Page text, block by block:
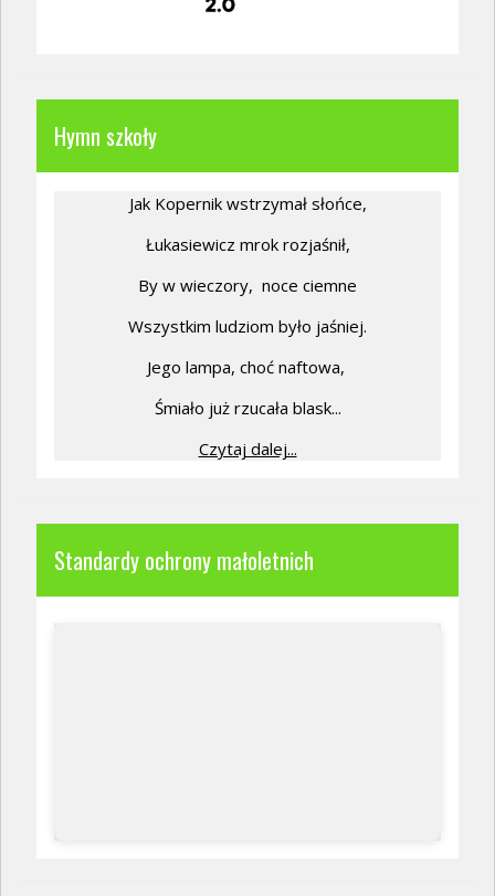
Hymn szkoły
Jak Kopernik wstrzymał słońce,
Łukasiewicz mrok rozjaśnił,
By w wieczory, noce ciemne
Wszystkim ludziom było jaśniej.
Jego lampa, choć naftowa,
Śmiało już rzucała blask...
Czytaj dalej...
Standardy ochrony małoletnich